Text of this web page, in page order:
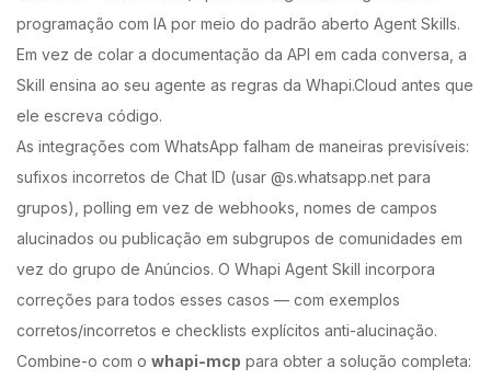
programação com IA por meio do padrão aberto Agent Skills.
Em vez de colar a documentação da API em cada conversa, a
Skill ensina ao seu agente as regras da Whapi.Cloud antes que
ele escreva código.
As integrações com WhatsApp falham de maneiras previsíveis:
sufixos incorretos de Chat ID (usar @s.whatsapp.net para
grupos), polling em vez de webhooks, nomes de campos
alucinados ou publicação em subgrupos de comunidades em
vez do grupo de Anúncios. O Whapi Agent Skill incorpora
correções para todos esses casos — com exemplos
corretos/incorretos e checklists explícitos anti-alucinação.
Combine-o com o whapi-mcp para obter a solução completa: